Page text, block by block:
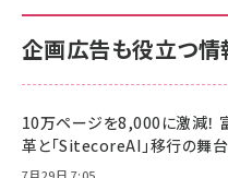
企画広告も役立つ情
10万ページを8,000に激減！
革と「SitecoreAI」移行の舞
7月29日 7:05